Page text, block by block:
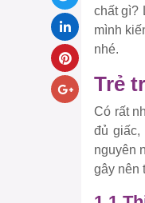
chất gì?
mình
nhé.
Trẻ
Có rất
đủ giấc,
nguyên
gây nên